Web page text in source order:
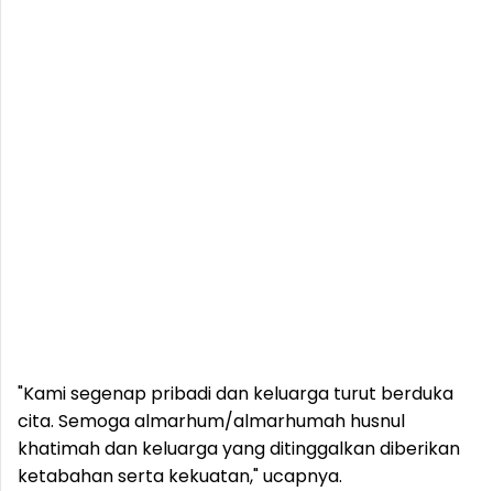
"Kami segenap pribadi dan keluarga turut berduka
cita. Semoga almarhum/almarhumah husnul
khatimah dan keluarga yang ditinggalkan diberikan
ketabahan serta kekuatan," ucapnya.